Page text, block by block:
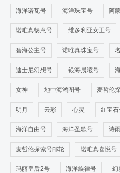
海洋诺瓦号 海洋珠宝号 阿
诺唯真畅意号 维多利亚女王号
碧海公主号 诺唯真珠宝号
迪士尼幻想号 银海晨曦号
女神 地中海鸿图号 麦哲伦
明月 云彩 心灵 红宝
海洋自由号 海洋圣歌号 诗
麦哲伦探索号邮轮 诺唯真喜悦号
玛丽皇后2号 海洋旋律号 幻